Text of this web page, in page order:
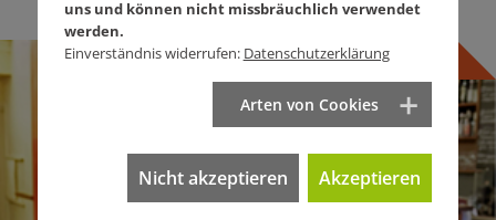
uns und können nicht missbräuchlich verwendet
werden.
Einverständnis widerrufen: Datenschutzerklärung
Arten von Cookies
Nicht akzeptieren Akzeptieren